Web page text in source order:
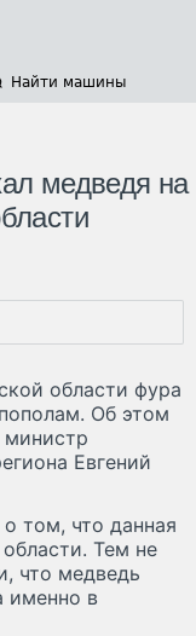
Найти машины
медведя на
области фура
Об этом
министр
Евгений
том, что данная
Тем не
что медведь
именно в